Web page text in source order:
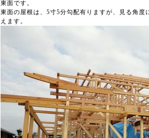
東面です。
東面の屋根は、5寸5分勾配有りますが、見る角度
えます。